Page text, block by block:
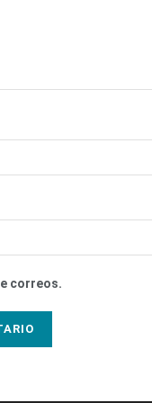
correos.